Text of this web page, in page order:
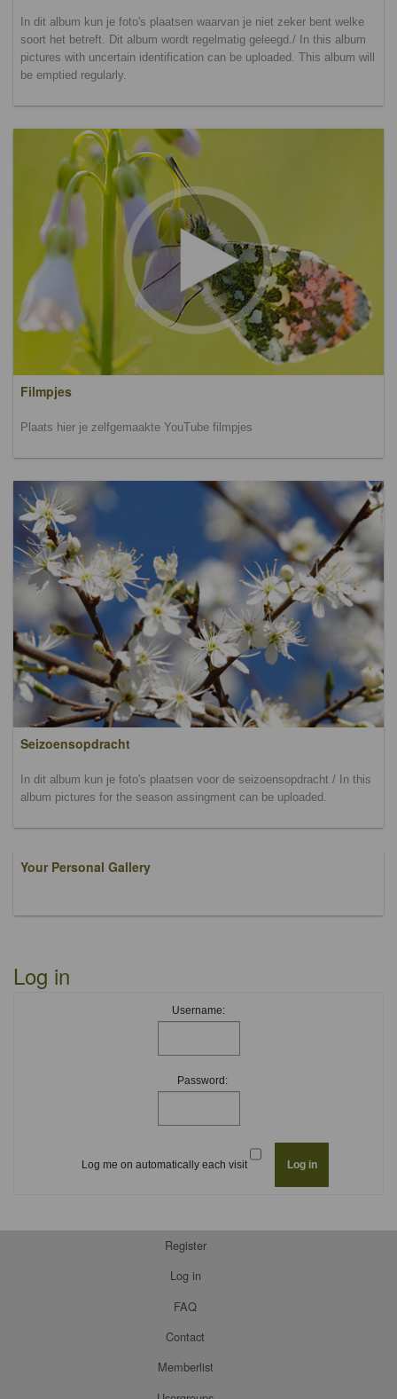
In dit album kun je foto's plaatsen waarvan je niet zeker bent welke
soort het betreft. Dit album wordt regelmatig geleegd./ In this album
pictures with uncertain identification can be uploaded. This album will
be emptied regularly.
Filmpjes
Plaats hier je zelfgemaakte YouTube filmpjes
Seizoensopdracht
In dit album kun je foto's plaatsen voor de seizoensopdracht / In this
album pictures for the season assingment can be uploaded.
Your Personal Gallery
Log in
Username:
Password:
Log me on automatically each visit
Register
Log in
FAQ
Contact
Memberlist